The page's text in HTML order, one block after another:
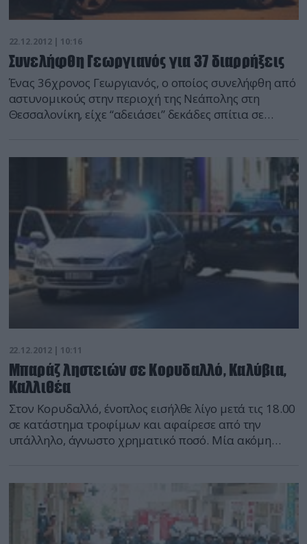
22.12.2012 | 10:16
Συνελήφθη Γεωργιανός για 37 διαρρήξεις
Ένας 36χρονος Γεωργιανός, ο οποίος συνελήφθη από
αστυνομικούς στην περιοχή της Νεάπολης στη
Θεσσαλονίκη, είχε “αδειάσει” δεκάδες σπίτια σε
σπίτια σε Δράμα, Καβάλα, Κιλκίς, Ξάνθη, Πτολεμαΐδα,
Βέροια και Τρίκαλα με λεία χρηματικά ποσά,
κοσμήματα και ηλεκτρονικές συσκευές. Τμήμα
ειδήσεων defencenet.gr
22.12.2012 | 10:11
Μπαράζ ληστειών σε Κορυδαλλό, Καλύβια,
Καλλιθέα
Στον Κορυδαλλό, ένοπλος εισήλθε λίγο μετά τις 18.00
σε κατάστημα τροφίμων και αφαίρεσε από την
υπάλληλο, άγνωστο χρηματικό ποσό. Μία ακόμη
(5.18) στην Καλλιθέα, δύο άγνωστοι εισήλθαν σε
σούπερ μάρκετ και με την απειλή όπλου, αφαίρεσαν
άγνωστο χρηματικό ποσό. Τμήμα ειδήσεων
defencenet.gr